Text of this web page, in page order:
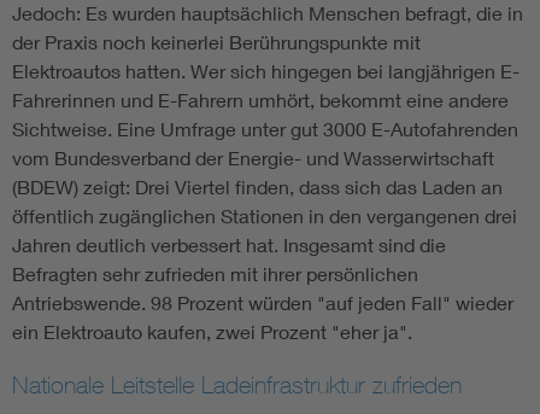
Jedoch: Es wurden hauptsächlich Menschen befragt, die in
der Praxis noch keinerlei Berührungspunkte mit
Elektroautos hatten. Wer sich hingegen bei langjährigen E-
Fahrerinnen und E-Fahrern umhört, bekommt eine andere
Sichtweise. Eine Umfrage unter gut 3000 E-Autofahrenden
vom Bundesverband der Energie- und Wasserwirtschaft
(BDEW) zeigt: Drei Viertel finden, dass sich das Laden an
öffentlich zugänglichen Stationen in den vergangenen drei
Jahren deutlich verbessert hat. Insgesamt sind die
Befragten sehr zufrieden mit ihrer persönlichen
Antriebswende. 98 Prozent würden "auf jeden Fall" wieder
ein ­Elektroauto kaufen, zwei Prozent "eher ja".
Nationale Leitstelle Ladeinfrastruktur zufrieden